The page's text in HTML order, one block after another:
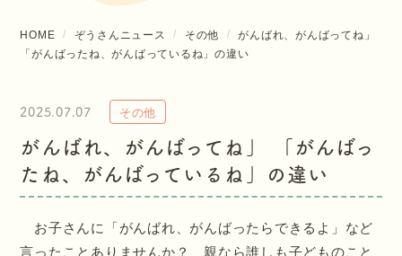
HOME ぞうさんニュース その他
がんばれ、がんばってね」
「がんばったね、がんばっているね」の違い
2025.07.07 その他
がんばれ、がんばってね」 「がんばっ
たね、がんばっているね」の違い
お子さんに「がんばれ、がんばったらできるよ」など
言ったことありませんか？ 親なら誰しも子どものこと